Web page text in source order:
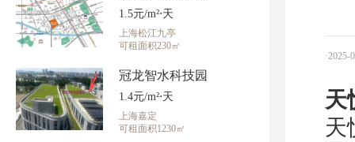
1.5元/m²⋅天
上海松江九亭
可租面积230㎡
冠龙智水科技园
1.4元/m²⋅天
上海嘉定
可租面积1230㎡
·2025-
天
天